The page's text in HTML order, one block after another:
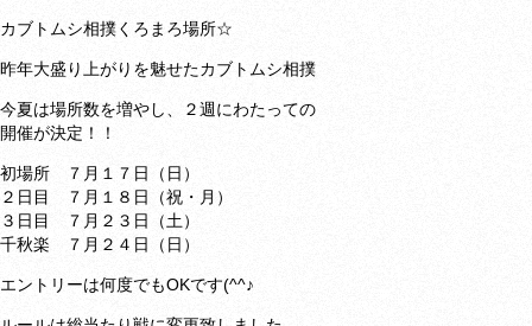
カブトムシ相撲くろまろ場所☆
昨年大盛り上がりを魅せたカブトムシ相撲
今夏は場所数を増やし、２週にわたっての
開催が決定！！
初場所 ７月１７日（日）
２日目 ７月１８日（祝・月）
３日目 ７月２３日（土）
千秋楽 ７月２４日（日）
エントリーは何度でもOKです(^^♪